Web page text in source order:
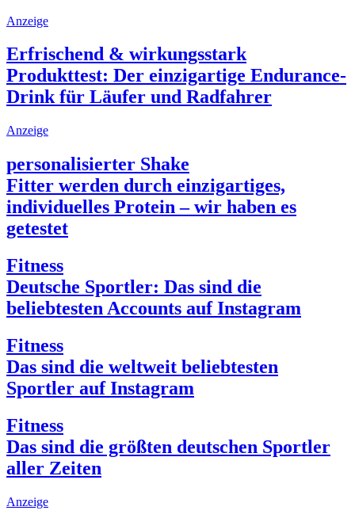
Anzeige
Erfrischend & wirkungsstark
Produkttest: Der einzigartige Endurance-
Drink für Läufer und Radfahrer
Anzeige
personalisierter Shake
Fitter werden durch einzigartiges,
individuelles Protein – wir haben es
getestet
Fitness
Deutsche Sportler: Das sind die
beliebtesten Accounts auf Instagram
Fitness
Das sind die weltweit beliebtesten
Sportler auf Instagram
Fitness
Das sind die größten deutschen Sportler
aller Zeiten
Anzeige